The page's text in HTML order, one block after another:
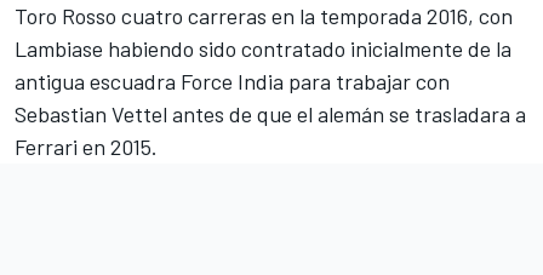
Toro Rosso cuatro carreras en la temporada 2016, con
Lambiase habiendo sido contratado inicialmente de la
antigua escuadra Force India para trabajar con
Sebastian Vettel antes de que el alemán se trasladara a
Ferrari en 2015.